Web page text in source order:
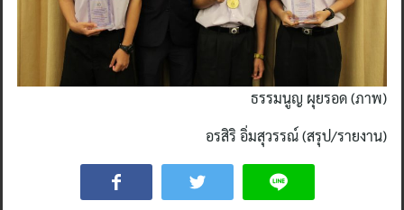
ธรรมนูญ ผุยรอด (ภาพ)
อรสิริ อิ่มสุวรรณ์ (สรุป/รายงาน)